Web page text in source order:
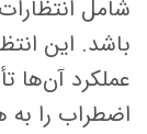
شامل
باشد. این
عملکرد آن‌ها
اضطراب را به